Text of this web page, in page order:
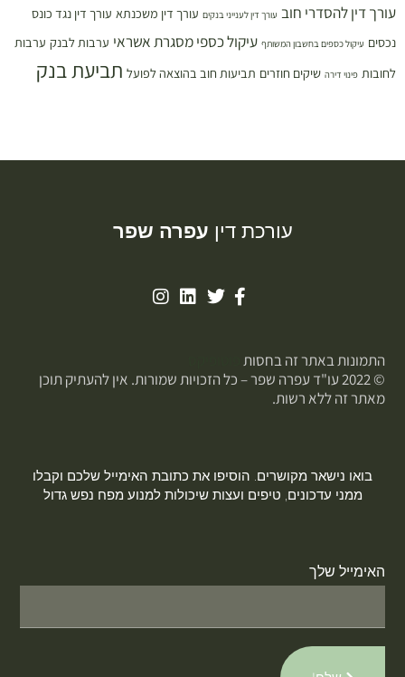
עורך דין להסדרי חוב עורך דין לענייני בנקים עורך דין משכנתא עורך דין נגד כונס
נכסים עיקול כספים בחשבון המשותף עיקול כספי מסגרת אשראי ערבות לבנק ערבות
לחובות פינוי דירה שיקים חוזרים תביעות חוב בהוצאה לפועל תביעת בנק
עורכת דין עפרה שפר
התמונות באתר זה בחסות
© 2022 עו"ד עפרה שפר – כל הזכויות שמורות. אין להעתיק תוכן
מאתר זה ללא רשות.
בואו נישאר מקושרים. הוסיפו את כתובת האימייל שלכם וקבלו
ממני עדכונים, טיפים ועצות שיכולות למנוע מפח נפש גדול
האימייל שלך